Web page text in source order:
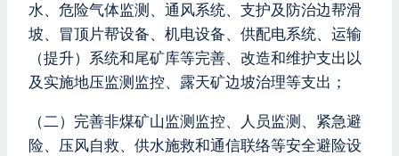
水、危险气体监测、通风系统、支护及防治边帮滑
坡、冒顶片帮设备、机电设备、供配电系统、运输
（提升）系统和尾矿库等完善、改造和维护支出以
及实施地压监测监控、露天矿边坡治理等支出；
（二）完善非煤矿山监测监控、人员监测、紧急避
险、压风自救、供水施救和通信联络等安全避险设